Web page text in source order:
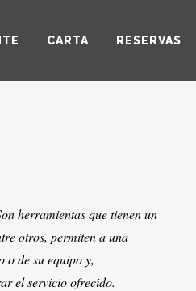
CARTA RESERVAS
herramientas que tienen un
otros, permiten a una
o de su equipo y,
el servicio ofrecido.